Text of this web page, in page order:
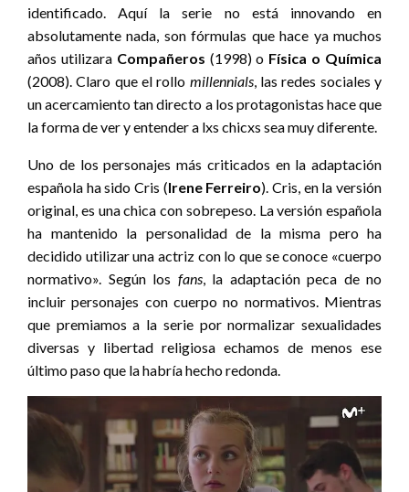
identificado. Aquí la serie no está innovando en
absolutamente nada, son fórmulas que hace ya muchos
años utilizara Compañeros (1998) o Física o Química
(2008). Claro que el rollo millennials, las redes sociales y
un acercamiento tan directo a los protagonistas hace que
la forma de ver y entender a lxs chicxs sea muy diferente.
Uno de los personajes más criticados en la adaptación
española ha sido Cris (Irene Ferreiro). Cris, en la versión
original, es una chica con sobrepeso. La versión española
ha mantenido la personalidad de la misma pero ha
decidido utilizar una actriz con lo que se conoce «cuerpo
normativo». Según los fans, la adaptación peca de no
incluir personajes con cuerpo no normativos. Mientras
que premiamos a la serie por normalizar sexualidades
diversas y libertad religiosa echamos de menos ese
último paso que la habría hecho redonda.